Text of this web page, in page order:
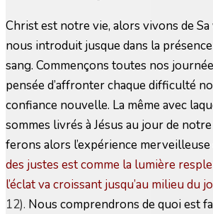
Christ est notre vie, alors vivons de Sa
nous introduit jusque dans la
sang. Commençons toutes nos
pensée d’affronter chaque difficulté
confiance nouvelle. La même avec
sommes livrés à Jésus au jour de
ferons alors l’expérience merveilleuse
des justes est comme la lumière
l’éclat va croissant jusqu’au milieu du
12). Nous comprendrons de quoi est